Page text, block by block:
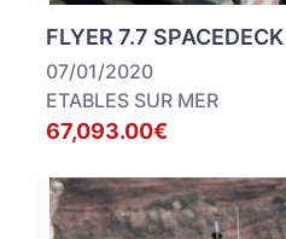
FLYER 7.7 SPACEDECK
07/01/2020
ETABLES SUR MER
67,093.00€